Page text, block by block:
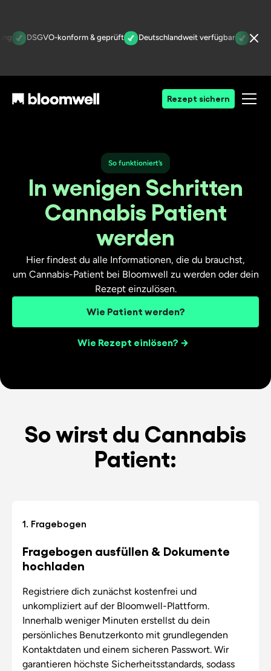
DSGVO-konform & geprüft Deutschlandweit verfügbar Ärztlich
Rezept sichern
So funktioniert’s
In wenigen Schritten
Cannabis Patient
werden
Hier findest du alle Informationen, die du brauchst,
um Cannabis-Patient bei Bloomwell zu werden oder dein
Rezept einzulösen.
Wie Patient werden?
Wie Rezept einlösen?
So wirst du Cannabis
Patient:
1. Fragebogen
Fragebogen ausfüllen & Dokumente
hochladen
Registriere dich zunächst kostenfrei und
unkompliziert auf der Bloomwell-Plattform.
Innerhalb weniger Minuten erstellst du dein
persönliches Benutzerkonto mit grundlegenden
Kontaktdaten und einem sicheren Passwort. Wir
garantieren höchste Sicherheitsstandards, sodass